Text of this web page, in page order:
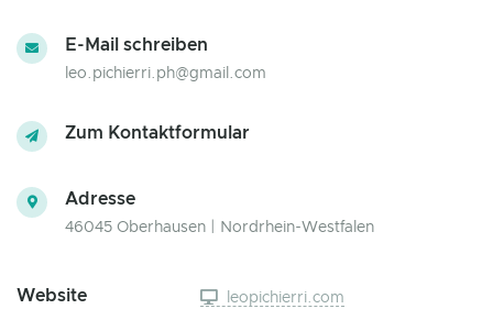
E-Mail schreiben
leo.pichierri.ph@gmail.com
Zum Kontaktformular
Adresse
46045 Oberhausen | Nordrhein-Westfalen
Website leopichierri.com